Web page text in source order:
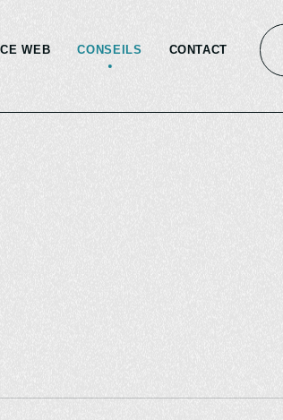
WEB CONSEILS CONTACT